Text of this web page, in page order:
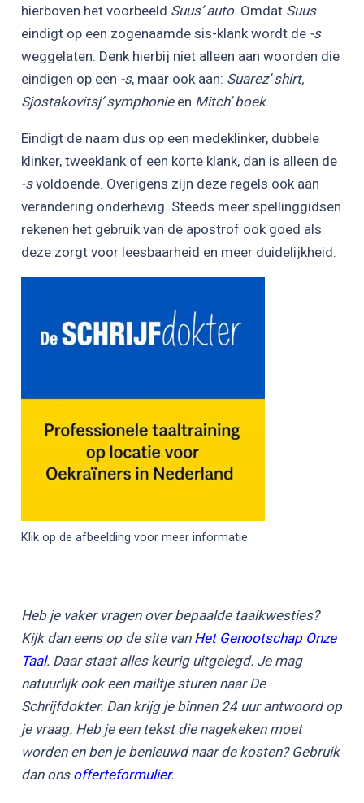
hierboven het voorbeeld Suus’ auto. Omdat Suus
eindigt op een zogenaamde sis-klank wordt de -s
weggelaten. Denk hierbij niet alleen aan woorden die
eindigen op een -s, maar ook aan: Suarez’ shirt,
Sjostakovitsj’ symphonie en Mitch’ boek.
Eindigt de naam dus op een medeklinker, dubbele
klinker, tweeklank of een korte klank, dan is alleen de
-svoldoende. Overigens zijn deze regels ook aan
verandering onderhevig. Steeds meer spellinggidsen
rekenen het gebruik van de apostrof ook goed als
deze zorgt voor leesbaarheid en meer duidelijkheid.
Klik op de afbeelding voor meer informatie
Heb je vaker vragen over bepaalde taalkwesties?
Kijk dan eens op de site van Het Genootschap Onze
Taal. Daar staat alles keurig uitgelegd. Je mag
natuurlijk ook een mailtje sturen naar De
Schrijfdokter. Dan krijg je binnen 24 uur antwoord op
je vraag. Heb je een tekst die nagekeken moet
worden en ben je benieuwd naar de kosten? Gebruik
dan ons offerteformulier.